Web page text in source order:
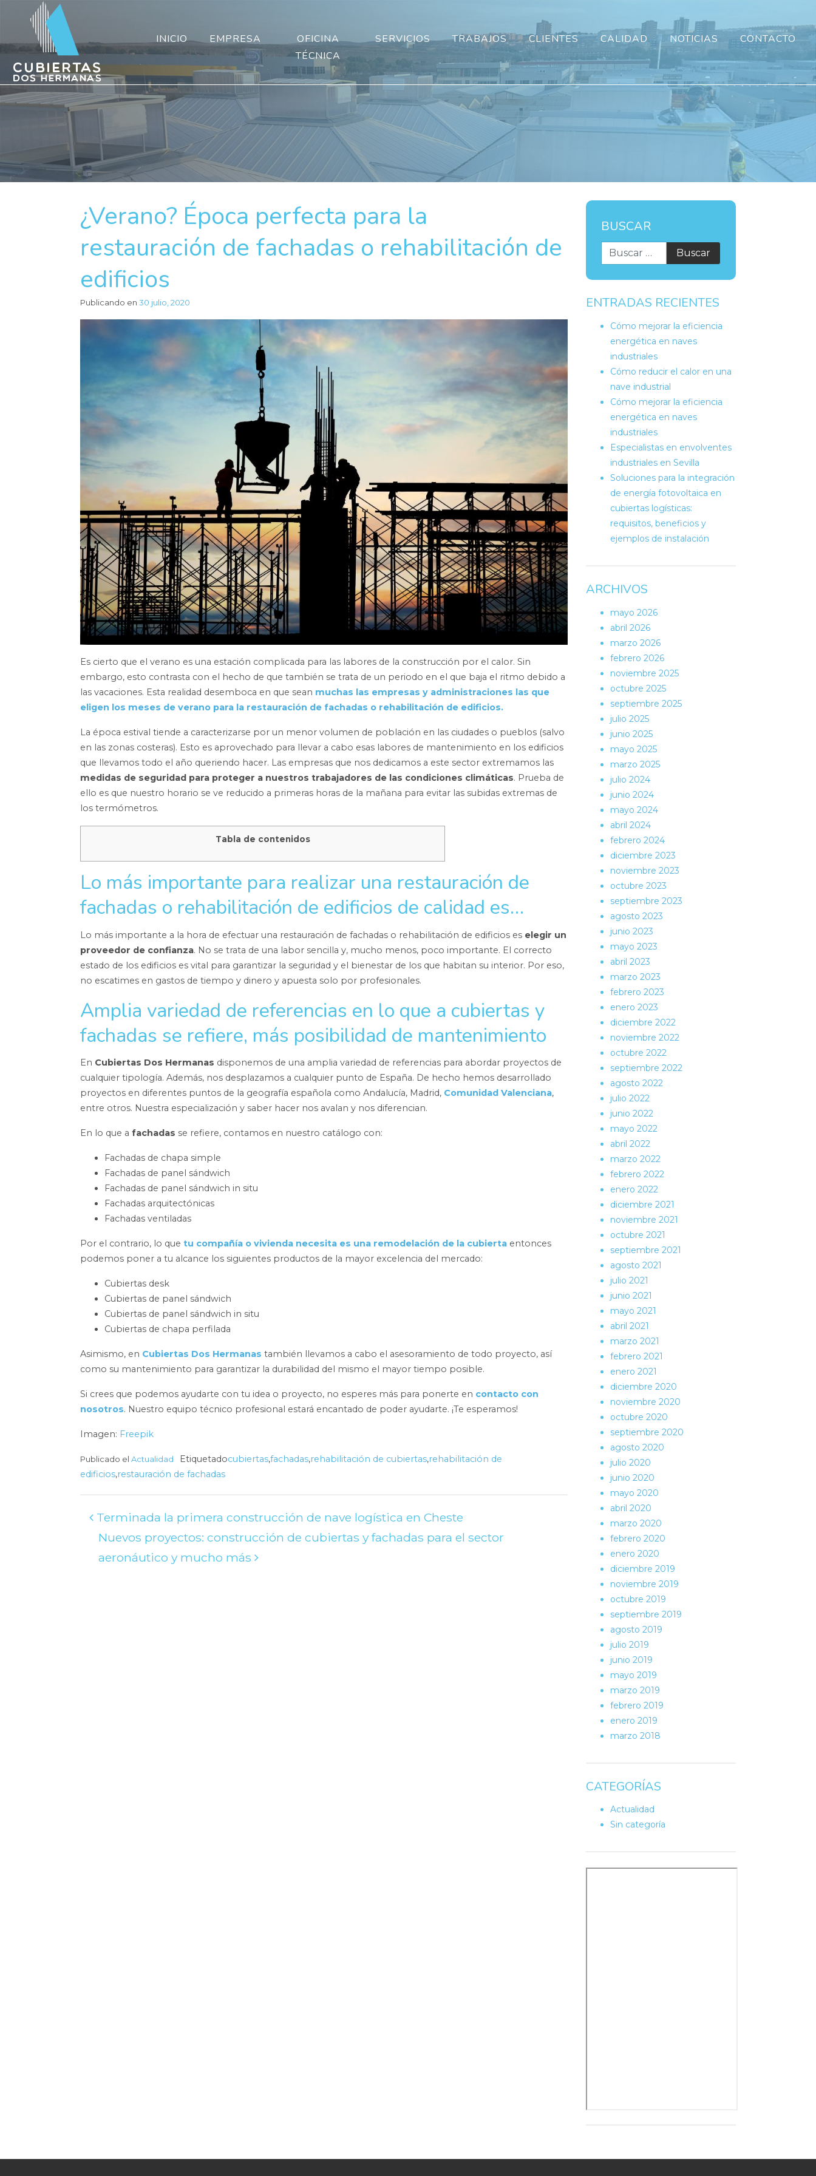
INICIO EMPRESA
OFICINA
TÉCNICA
SERVICIOS TRABAJOS CLIENTES CALIDAD NOTICIAS CONTACTO
¿Verano? Época perfecta para la
restauración de fachadas o rehabilitación de
edificios
Publicando en 30 julio, 2020
Es cierto que el verano es una estación complicada para las labores de la construcción por el calor. Sin
embargo, esto contrasta con el hecho de que también se trata de un periodo en el que baja el ritmo debido a
las vacaciones. Esta realidad desemboca en que sean muchas las empresas y administraciones las que
eligen los meses de verano para la restauración de fachadas o rehabilitación de edificios.
La época estival tiende a caracterizarse por un menor volumen de población en las ciudades o pueblos (salvo
en las zonas costeras). Esto es aprovechado para llevar a cabo esas labores de mantenimiento en los edificios
que llevamos todo el año queriendo hacer. Las empresas que nos dedicamos a este sector extremamos las
medidas de seguridad para proteger a nuestros trabajadores de las condiciones climáticas. Prueba de
ello es que nuestro horario se ve reducido a primeras horas de la mañana para evitar las subidas extremas de
los termómetros.
Tabla de contenidos
Lo más importante para realizar una restauración de
fachadas o rehabilitación de edificios de calidad es…
Lo más importante a la hora de efectuar una restauración de fachadas o rehabilitación de edificios es elegir un
proveedor de confianza. No se trata de una labor sencilla y, mucho menos, poco importante. El correcto
estado de los edificios es vital para garantizar la seguridad y el bienestar de los que habitan su interior. Por eso,
no escatimes en gastos de tiempo y dinero y apuesta solo por profesionales.
Amplia variedad de referencias en lo que a cubiertas y
fachadas se refiere, más posibilidad de mantenimiento
En Cubiertas Dos Hermanas disponemos de una amplia variedad de referencias para abordar proyectos de
cualquier tipología. Además, nos desplazamos a cualquier punto de España. De hecho hemos desarrollado
proyectos en diferentes puntos de la geografía española como Andalucía, Madrid, Comunidad Valenciana,
entre otros. Nuestra especialización y saber hacer nos avalan y nos diferencian.
En lo que a fachadas se refiere, contamos en nuestro catálogo con:
Fachadas de chapa simple
Fachadas de panel sándwich
Fachadas de panel sándwich in situ
Fachadas arquitectónicas
Fachadas ventiladas
Por el contrario, lo que tu compañía o vivienda necesita es una remodelación de la cubierta entonces
podemos poner a tu alcance los siguientes productos de la mayor excelencia del mercado:
Cubiertas desk
Cubiertas de panel sándwich
Cubiertas de panel sándwich in situ
Cubiertas de chapa perfilada
Asimismo, en Cubiertas Dos Hermanas también llevamos a cabo el asesoramiento de todo proyecto, así
como su mantenimiento para garantizar la durabilidad del mismo el mayor tiempo posible.
Si crees que podemos ayudarte con tu idea o proyecto, no esperes más para ponerte en contacto con
nosotros. Nuestro equipo técnico profesional estará encantado de poder ayudarte. ¡Te esperamos!
Imagen: Freepik
Publicado el Actualidad Etiquetadocubiertas,fachadas,rehabilitación de cubiertas,rehabilitación de
edificios,restauración de fachadas
Post
navigation
Terminada la primera construcción de nave logística en Cheste
Nuevos proyectos: construcción de cubiertas y fachadas para el sector
aeronáutico y mucho más
BUSCAR
ENTRADAS RECIENTES
Cómo mejorar la eficiencia
energética en naves
industriales
Cómo reducir el calor en una
nave industrial
Cómo mejorar la eficiencia
energética en naves
industriales
Especialistas en envolventes
industriales en Sevilla
Soluciones para la integración
de energía fotovoltaica en
cubiertas logísticas:
requisitos, beneficios y
ejemplos de instalación
ARCHIVOS
mayo 2026
abril 2026
marzo 2026
febrero 2026
noviembre 2025
octubre 2025
septiembre 2025
julio 2025
junio 2025
mayo 2025
marzo 2025
julio 2024
junio 2024
mayo 2024
abril 2024
febrero 2024
diciembre 2023
noviembre 2023
octubre 2023
septiembre 2023
agosto 2023
junio 2023
mayo 2023
abril 2023
marzo 2023
febrero 2023
enero 2023
diciembre 2022
noviembre 2022
octubre 2022
septiembre 2022
agosto 2022
julio 2022
junio 2022
mayo 2022
abril 2022
marzo 2022
febrero 2022
enero 2022
diciembre 2021
noviembre 2021
octubre 2021
septiembre 2021
agosto 2021
julio 2021
junio 2021
mayo 2021
abril 2021
marzo 2021
febrero 2021
enero 2021
diciembre 2020
noviembre 2020
octubre 2020
septiembre 2020
agosto 2020
julio 2020
junio 2020
mayo 2020
abril 2020
marzo 2020
febrero 2020
enero 2020
diciembre 2019
noviembre 2019
octubre 2019
septiembre 2019
agosto 2019
julio 2019
junio 2019
mayo 2019
marzo 2019
febrero 2019
enero 2019
marzo 2018
CATEGORÍAS
Actualidad
Sin categoría